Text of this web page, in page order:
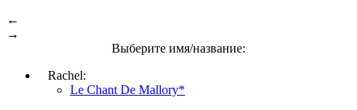
←
→
Выберите имя/название:
Rachel:
Le Chant De Mallory*